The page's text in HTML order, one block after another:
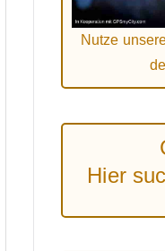
Nutze
Hier